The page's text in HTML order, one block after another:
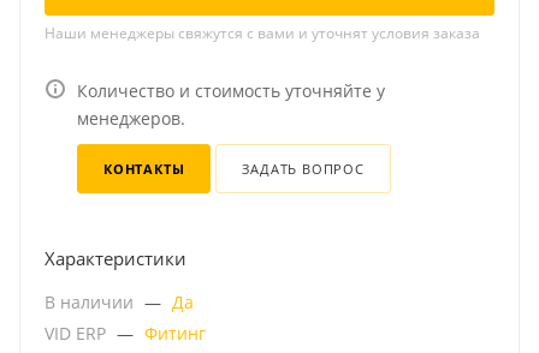
Наши менеджеры свяжутся с вами и уточнят условия заказа
Количество и стоимость уточняйте у
менеджеров.
КОНТАКТЫ ЗАДАТЬ ВОПРОС
Характеристики
В наличии — Да
VID ERP — Фитинг